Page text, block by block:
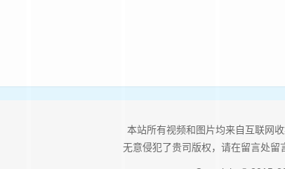
本站所有视频和图片均来自互联网
无意侵犯了贵司版权，请在留言处留